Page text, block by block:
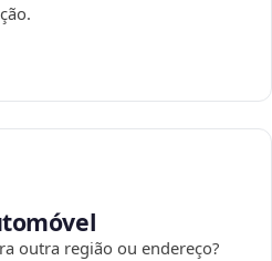
outra região ou endereço?